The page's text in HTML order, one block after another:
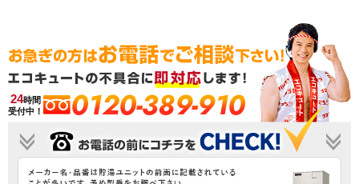
24時間
受付中！
0120-389-910